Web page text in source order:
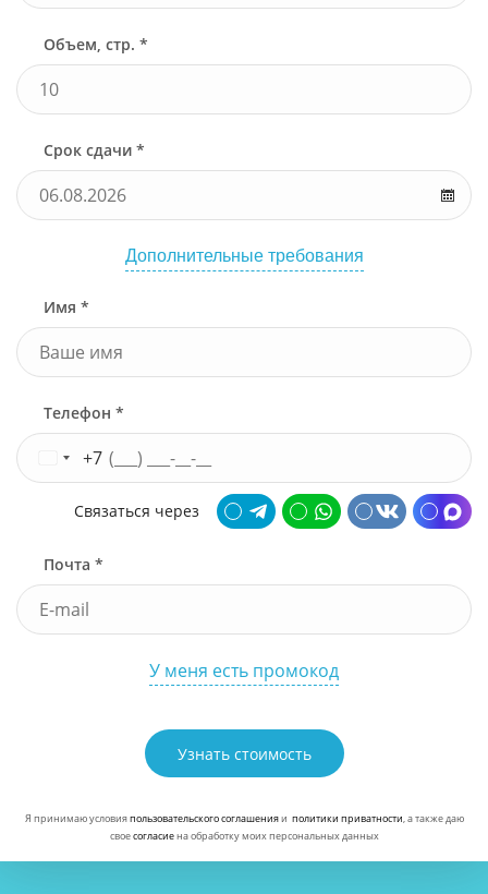
Объем, стр. *
Срок сдачи *
Дополнительные требования
Имя *
Телефон *
+7
Связаться через
Почта *
У меня есть промокод
Узнать стоимость
Я принимаю условияпользовательского соглашенияи политики приватности, а также даю
своесогласиена обработку моих персональных данных